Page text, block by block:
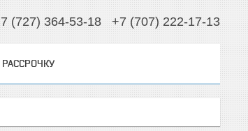
(727) 364-53-18 +7 (707) 222-17-13